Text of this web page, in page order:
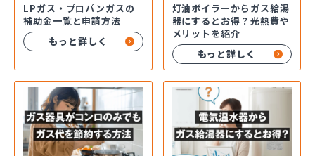
LPガス・プロパンガスの
補助金一覧と申請方法
もっと詳しく
灯油ボイラーからガス給湯
器にするとお得？光熱費や
メリットを紹介
もっと詳しく